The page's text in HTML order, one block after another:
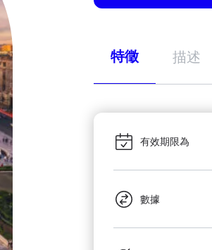
特徵 描述
有效期限為
數據